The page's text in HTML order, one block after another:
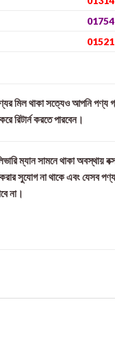
মিল থাকা সত্যেও আপনি পণ্য
রিটার্ন করতে পারবেন।
ম্যান সামনে থাকা অবস্থায়
করার সুযোগ না থাকে এবং যেসব পণ্য
না।